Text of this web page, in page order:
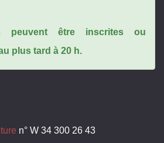
peuvent être inscrites ou
plus tard à 20 h.
n° W 34 300 26 43